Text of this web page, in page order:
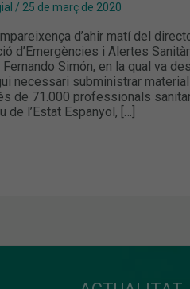
/ 25 de març de 2020
d’ahir matí del
d’Emergències i Alertes
Simón, en la qual va
necessari subministrar
de 71.000 professionals
de l’Estat Espanyol, […]